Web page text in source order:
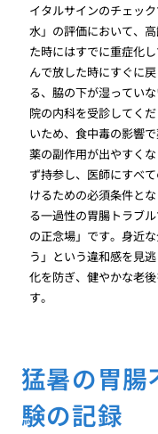
イタルサインのチェッ
水」の評価において、
た時にはすでに重症化
んで放した時にすぐに
る、脇の下が湿ってい
院の内科を受診してく
いため、食中毒の影響
薬の副作用が出やすく
ず持参し、医師にすべ
けるための必須条件と
る一過性の胃腸トラブ
の正念場」です。身近
う」という違和感を見
化を防ぎ、健やかな老
す。
猛暑の胃腸
験の記録